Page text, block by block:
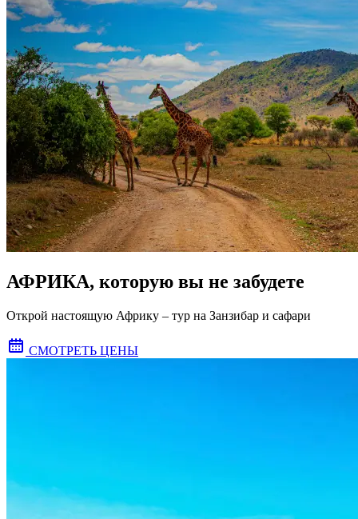
АФРИКА, которую вы не забудете
Открой настоящую Африку – тур на Занзибар и сафари
СМОТРЕТЬ ЦЕНЫ